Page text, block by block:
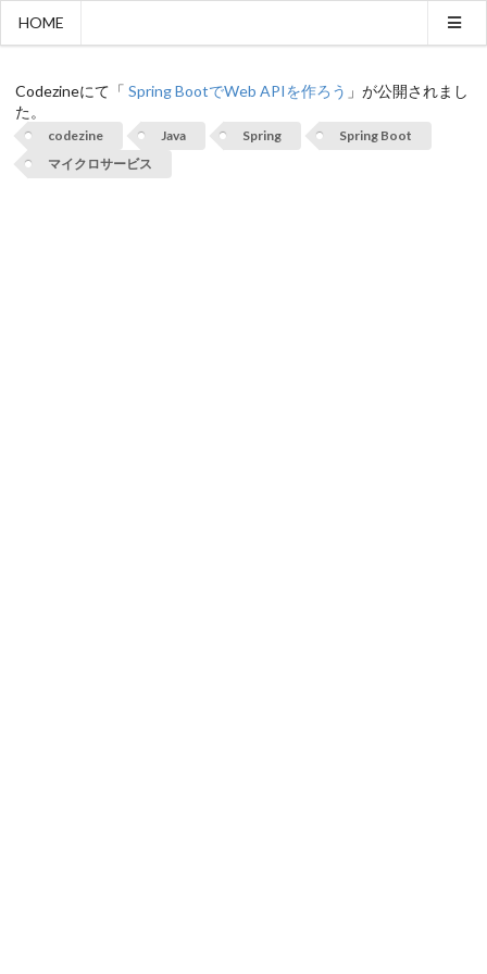
HOME
弊社代表の記事がCodezineで公開されました。
Codezineにて「 Spring BootでWeb APIを作ろう 」が公開されまし
た。
codezine Java Spring
Spring Boot
マイクロサービス